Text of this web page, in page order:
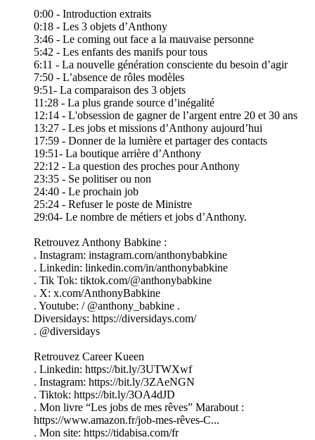
0:00 - Introduction extraits
0:18 - Les 3 objets d’Anthony
3:46 - Le coming out face a la mauvaise personne
5:42 - Les enfants des manifs pour tous
6:11 - La nouvelle génération consciente du besoin d’agir
7:50 - L’absence de rôles modèles
9:51- La comparaison des 3 objets
11:28 - La plus grande source d’inégalité
12:14 - L'obsession de gagner de l’argent entre 20 et 30 ans
13:27 - Les jobs et missions d’Anthony aujourd’hui
17:59 - Donner de la lumière et partager des contacts
19:51- La boutique arrière d’Anthony
22:12 - La question des proches pour Anthony
23:35 - Se politiser ou non
24:40 - Le prochain job
25:24 - Refuser le poste de Ministre
29:04- Le nombre de métiers et jobs d’Anthony.
Retrouvez Anthony Babkine :
. Instagram: instagram.com/anthonybabkine
. Linkedin: linkedin.com/in/anthonybabkine
. Tik Tok: tiktok.com/@anthonybabkine
. X: x.com/AnthonyBabkine
. Youtube: / @anthony_babkine .
Diversidays: https://diversidays.com/
. @diversidays
Retrouvez Career Kueen
. Linkedin: https://bit.ly/3UTWXwf
. Instagram: https://bit.ly/3ZAeNGN
. Tiktok: https://bit.ly/3OA4dJD
. Mon livre “Les jobs de mes rêves” Marabout :
https://www.amazon.fr/job-mes-rêves-C...
. Mon site: https://tidabisa.com/fr